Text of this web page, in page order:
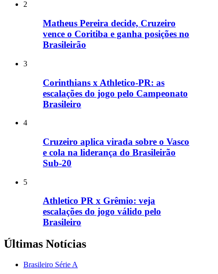
2
Matheus Pereira decide, Cruzeiro
vence o Coritiba e ganha posições no
Brasileirão
3
Corinthians x Athletico-PR: as
escalações do jogo pelo Campeonato
Brasileiro
4
Cruzeiro aplica virada sobre o Vasco
e cola na liderança do Brasileirão
Sub-20
5
Athletico PR x Grêmio: veja
escalações do jogo válido pelo
Brasileiro
Últimas Notícias
Brasileiro Série A